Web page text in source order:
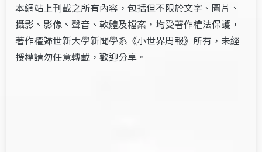
本網站上刊載之所有內容，包括但不限於文字、圖片、
攝影、影像、聲音、軟體及檔案，均受著作權法保護，
著作權歸世新大學新聞學系《小世界周報》所有，未經
授權請勿任意轉載，歡迎分享。